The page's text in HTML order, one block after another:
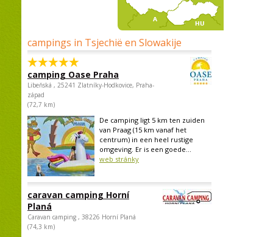
campings in Tsjechië en Slowakije
camping Oase Praha
Libeňská , 25241 Zlatníky-Hodkovice, Praha-
západ
(72,7 km)
De camping ligt 5 km ten zuiden
van Praag (15 km vanaf het
centrum) in een heel rustige
omgeving. Er is een goede...
web stránky
caravan camping Horní
Planá
Caravan camping , 38226 Horní Planá
(74,3 km)